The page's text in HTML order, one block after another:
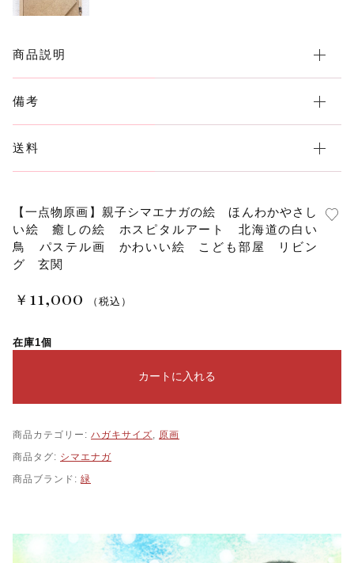
商品説明
備考
送料
【一点物原画】親子シマエナガの絵 ほんわかやさし
い絵 癒しの絵 ホスピタルアート 北海道の白い
鳥 パステル画 かわいい絵 こども部屋 リビン
グ 玄関
￥ 11,000 （税込）
在庫1個
カートに入れる
商品カテゴリー: ハガキサイズ
原画
商品タグ: シマエナガ
商品ブランド: 緑